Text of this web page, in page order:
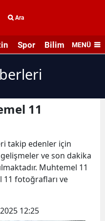
Ara
Spor Bilim veMENÜ
11
takip edenler için
ve son dakika
Muhtemel 11
fotoğrafları ve
12:25